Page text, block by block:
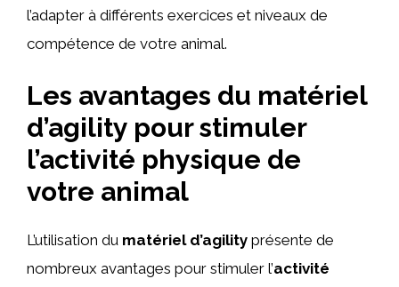
l’adapter à différents exercices et niveaux de
compétence de votre animal.
Les avantages du matériel
d’agility pour stimuler
l’activité physique de
votre animal
L’utilisation du matériel d’agility présente de
nombreux avantages pour stimuler l’activité